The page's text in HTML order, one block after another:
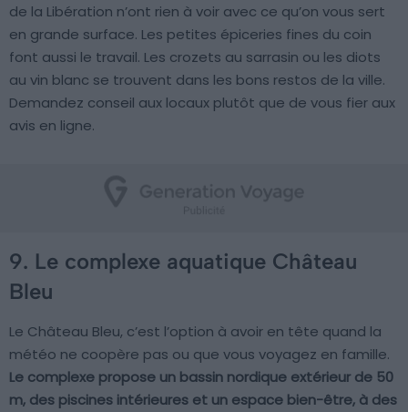
de la Libération n’ont rien à voir avec ce qu’on vous sert
en grande surface. Les petites épiceries fines du coin
font aussi le travail. Les crozets au sarrasin ou les diots
au vin blanc se trouvent dans les bons restos de la ville.
Demandez conseil aux locaux plutôt que de vous fier aux
avis en ligne.
9. Le complexe aquatique Château
Bleu
Le Château Bleu, c’est l’option à avoir en tête quand la
météo ne coopère pas ou que vous voyagez en famille.
Le complexe propose un bassin nordique extérieur de 50
m, des piscines intérieures et un espace bien-être, à des